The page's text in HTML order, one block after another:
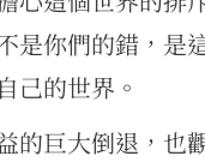
你們的錯，是
己的世界。
的巨大倒退，也